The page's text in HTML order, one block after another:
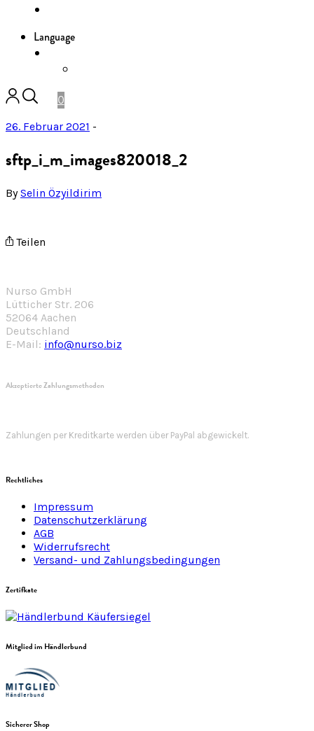
Language
0
26. Februar 2021 -
sftp_i_m_images820018_2
BySelin Özyildirim
Teilen
Nurso GmbH
Lütticher Str. 206
52064 Aachen
Deutschland
E-Mail: info@nurso.biz
Akzeptierte Zahlungsmethoden
Zahlungen per Kreditkarte werden über PayPal abgewickelt.
Rechtliches
Impressum
Datenschutzerklärung
AGB
Widerrufsrecht
Versand- und Zahlungsbedingungen
Zertifkate
Mitglied im Händlerbund
Sicherer Shop